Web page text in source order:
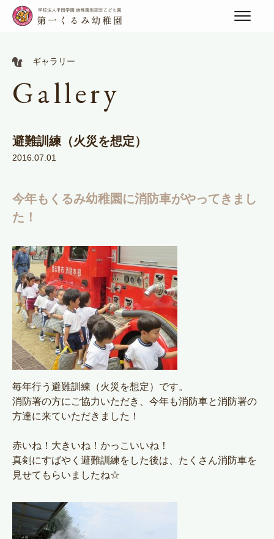
ギャラリー
Gallery
避難訓練（火災を想定）
2016.07.01
今年もくるみ幼稚園に消防車がやってきまし
た！
毎年行う避難訓練（火災を想定）です。
消防署の方にご協力いただき、今年も消防車と消防署の
方達に来ていただきました！
赤いね！大きいね！かっこいいね！
真剣にすばやく避難訓練をした後は、たくさん消防車を
見せてもらいましたね☆